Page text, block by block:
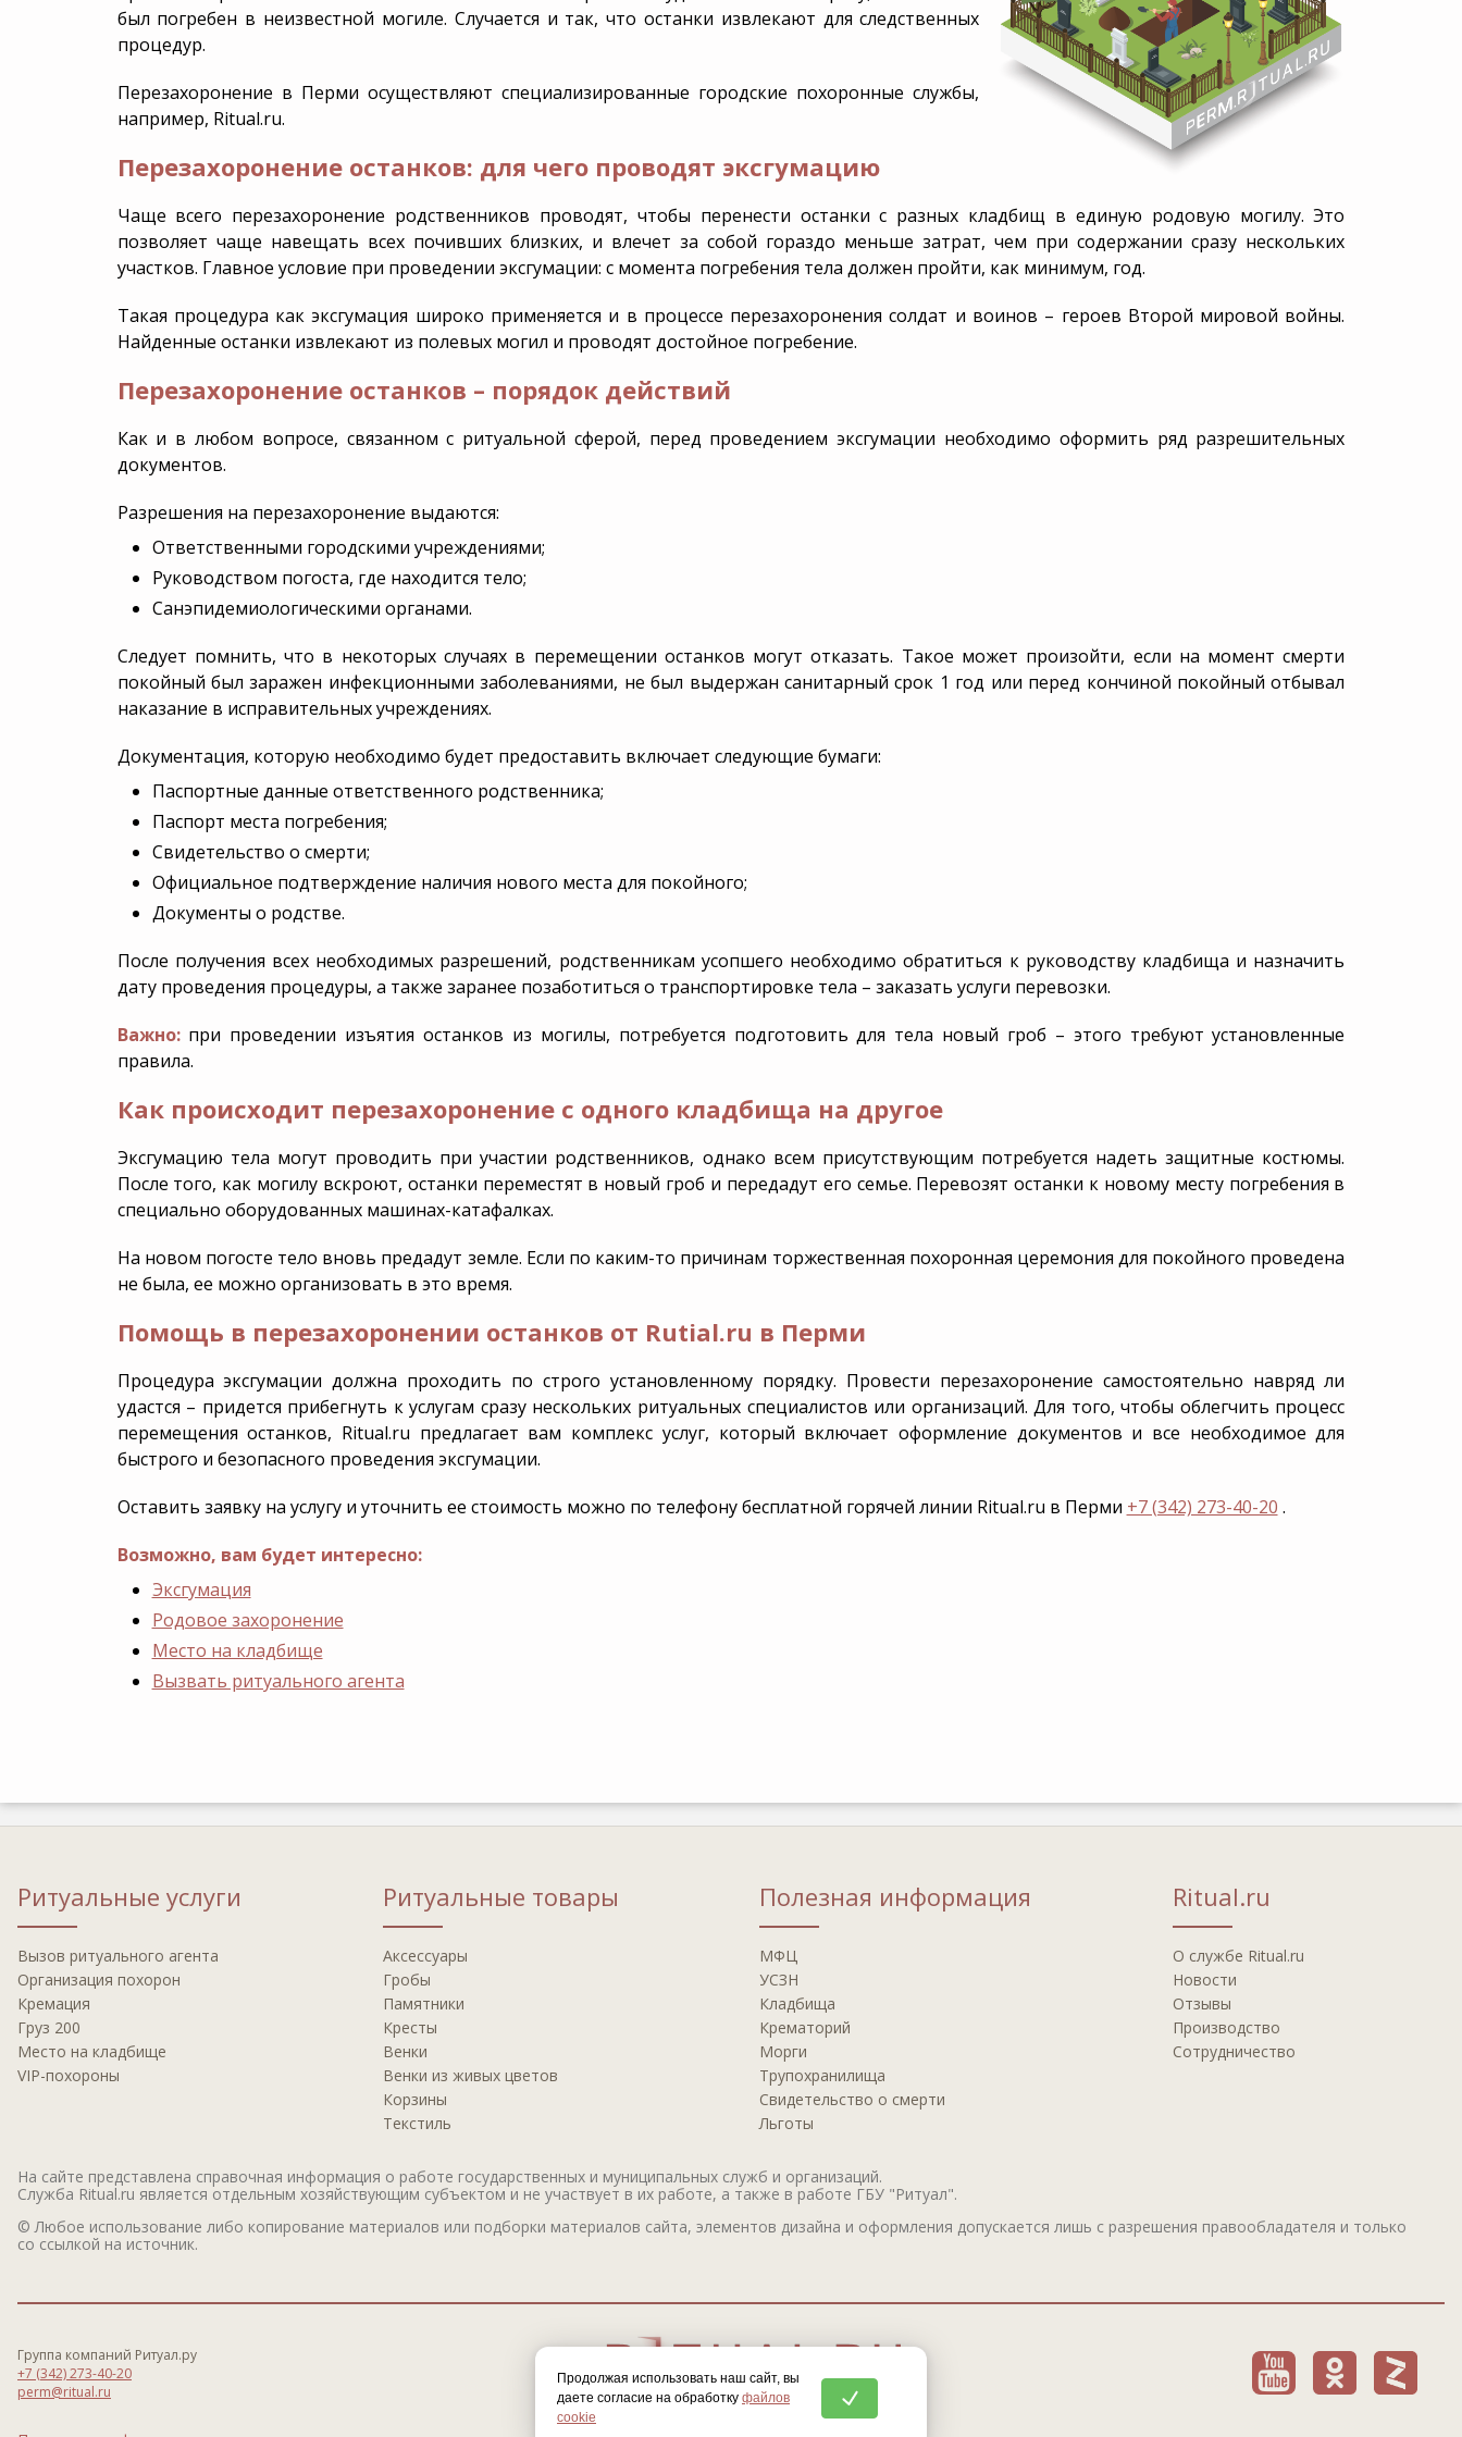
Эксгумация
УСЗН
Статьи
Калькулятор поминок
был погребен в неизвестной могиле. Случается и так, что останки извлекают для следственных
процедур.
Перезахоронение в Перми осуществляют специализированные городские похоронные службы,
например, Ritual.ru.
Перезахоронение останков: для чего проводят эксгумацию
Чаще всего перезахоронение родственников проводят, чтобы перенести останки с разных кладбищ в единую родовую могилу. Это
позволяет чаще навещать всех почивших близких, и влечет за собой гораздо меньше затрат, чем при содержании сразу нескольких
участков. Главное условие при проведении эксгумации: с момента погребения тела должен пройти, как минимум, год.
Такая процедура как эксгумация широко применяется и в процессе перезахоронения солдат и воинов – героев Второй мировой войны.
Найденные останки извлекают из полевых могил и проводят достойное погребение.
Перезахоронение останков – порядок действий
Как и в любом вопросе, связанном с ритуальной сферой, перед проведением эксгумации необходимо оформить ряд разрешительных
документов.
Разрешения на перезахоронение выдаются:
Ответственными городскими учреждениями;
Руководством погоста, где находится тело;
Санэпидемиологическими органами.
Следует помнить, что в некоторых случаях в перемещении останков могут отказать. Такое может произойти, если на момент смерти
покойный был заражен инфекционными заболеваниями, не был выдержан санитарный срок 1 год или перед кончиной покойный отбывал
наказание в исправительных учреждениях.
Документация, которую необходимо будет предоставить включает следующие бумаги:
Паспортные данные ответственного родственника;
Паспорт места погребения;
Свидетельство о смерти;
Официальное подтверждение наличия нового места для покойного;
Документы о родстве.
После получения всех необходимых разрешений, родственникам усопшего необходимо обратиться к руководству кладбища и назначить
дату проведения процедуры, а также заранее позаботиться о транспортировке тела – заказать услуги перевозки.
Важно:при проведении изъятия останков из могилы, потребуется подготовить для тела новый гроб – этого требуют установленные
правила.
Как происходит перезахоронение с одного кладбища на другое
Эксгумацию тела могут проводить при участии родственников, однако всем присутствующим потребуется надеть защитные костюмы.
После того, как могилу вскроют, останки переместят в новый гроб и передадут его семье. Перевозят останки к новому месту погребения в
специально оборудованных машинах-катафалках.
На новом погосте тело вновь предадут земле. Если по каким-то причинам торжественная похоронная церемония для покойного проведена
не была, ее можно организовать в это время.
Помощь в перезахоронении останков от Rutial.ru в Перми
Процедура эксгумации должна проходить по строго установленному порядку. Провести перезахоронение самостоятельно навряд ли
удастся – придется прибегнуть к услугам сразу нескольких ритуальных специалистов или организаций. Для того, чтобы облегчить процесс
перемещения останков, Ritual.ru предлагает вам комплекс услуг, который включает оформление документов и все необходимое для
быстрого и безопасного проведения эксгумации.
Оставить заявку на услугу и уточнить ее стоимость можно по телефону бесплатной горячей линии Ritual.ru в Перми +7 (342) 273-40-20 .
Возможно, вам будет интересно:
Эксгумация
Родовое захоронение
Место на кладбище
Вызвать ритуального агента
Ритуальные услуги
Вызов ритуального агента
Организация похорон
Кремация
Груз 200
Место на кладбище
VIP-похороны
Ритуальные товары
Аксессуары
Гробы
Памятники
Кресты
Венки
Венки из живых цветов
Корзины
Текстиль
Полезная информация
МФЦ
УСЗН
Кладбища
Крематорий
Морги
Трупохранилища
Свидетельство о смерти
Льготы
Ritual.ru
О службе Ritual.ru
Новости
Отзывы
Производство
Сотрудничество
На сайте представлена справочная информация о работе государственных и муниципальных служб и организаций.
Служба Ritual.ru является отдельным хозяйствующим субъектом и не участвует в их работе, а также в работе ГБУ "Ритуал".
© Любое использование либо копирование материалов или подборки материалов сайта, элементов дизайна и оформления допускается лишь с разрешения правообладателя и только
со ссылкой на источник.
Группа компаний Ритуал.ру
+7 (342) 273-40-20
perm@ritual.ru
Продолжая использовать наш сайт, вы
даете согласие на обработку файлов
cookie